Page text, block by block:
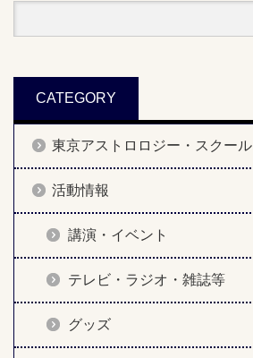
CATEGORY
東京アストロロジー・スクール
活動情報
講演・イベント
テレビ・ラジオ・雑誌等
グッズ